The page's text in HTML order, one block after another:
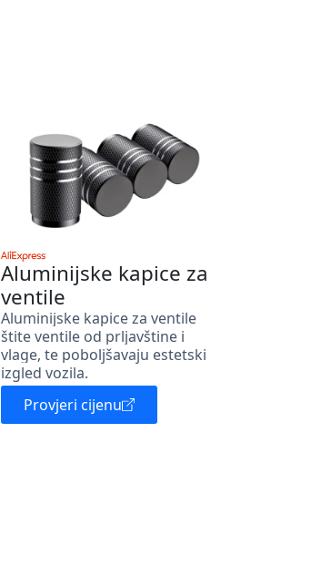
Aluminijske kapice za
ventile
Aluminijske kapice za ventile
štite ventile od prljavštine i
vlage, te poboljšavaju estetski
izgled vozila.
Provjeri cijenu